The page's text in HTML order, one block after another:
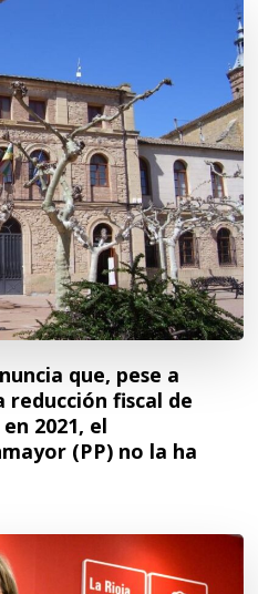
que, pese a
reducción fiscal de
2021, el
(PP) no la ha